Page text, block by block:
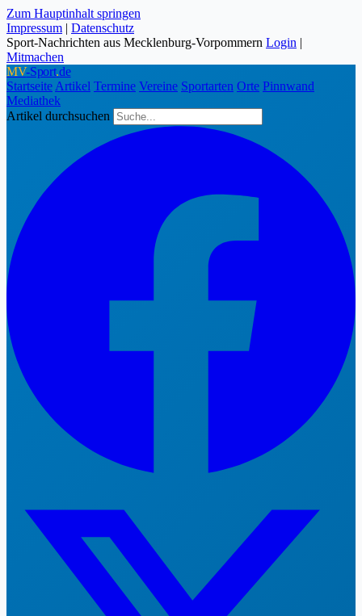
Zum Hauptinhalt springen
Impressum | Datenschutz
Sport-Nachrichten aus Mecklenburg-Vorpommern Login |
Mitmachen
MV-Sport.de
Startseite Artikel Termine Vereine Sportarten Orte Pinnwand
Mediathek
Artikel durchsuchen